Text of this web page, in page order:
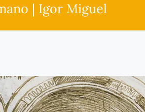
| Igor Miguel